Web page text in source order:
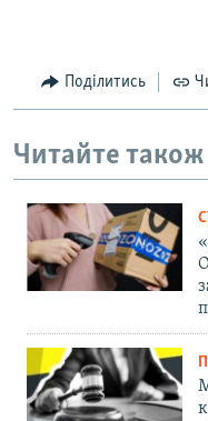
Поділитись
Читайте також